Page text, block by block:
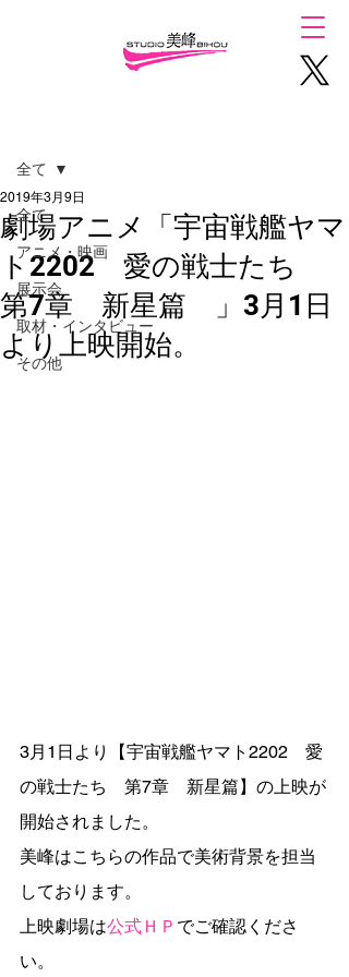
全て
アニメ・映画
展示会
取材・インタビュー
その他
全て
劇場アニメ「宇宙戦艦ヤマ
ト2202 愛の戦士たち
第7章 新星篇 」3月1日
より上映開始。
2019年3月9日
3月1日より【宇宙戦艦ヤマト2202　愛
の戦士たち　第7章　新星篇】の上映が
開始されました。
美峰はこちらの作品で美術背景を担当
しております。
上映劇場は公式ＨＰ でご確認くださ
い。